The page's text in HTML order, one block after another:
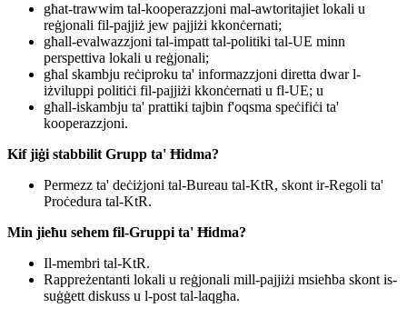
​għat-trawwim tal-kooperazzjoni mal-awtoritajiet lokali u
reġjonali fil-pajjiż jew pajjiżi kkonċernati;
għall-evalwazzjoni tal-impatt tal-politiki tal-UE minn
perspettiva lokali u reġjonali;
għal skambju reċiproku ta' informazzjoni diretta dwar l-
iżviluppi politiċi fil-pajjiżi kkonċernati u fl-UE; u
għall-iskambju ta' prattiki tajbin f'oqsma speċifiċi ta'
kooperazzjoni.
Kif jiġi stabbilit Grupp ta' Ħidma?
​​​Permezz ta' deċiżjoni tal-Bureau tal-KtR, skont ir-Regoli ta'
Proċedura tal-KtR.
Min jieħu sehem fil-Gruppi ta' Ħidma?
​Il-membri tal-KtR.
Rappreżentanti lokali u reġjonali mill-pajjiżi msieħba skont is-
suġġett diskuss u l-post tal-laqgħa.